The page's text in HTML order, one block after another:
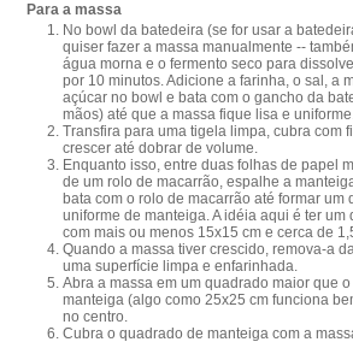
Para a massa
No bowl da batedeira (se for usar a
quiser fazer a massa manualmente --
água morna e o fermento seco para
por 10 minutos. Adicione a farinha, o sal, a
açúcar no bowl e bata com o gancho da
mãos) até que a massa fique lisa e
Transfira para uma tigela limpa, cubra com
crescer até dobrar de volume.
Enquanto isso, entre duas folhas de papel
de um rolo de macarrão, espalhe a
bata com o rolo de macarrão até formar um
uniforme de manteiga. A idéia aqui é ter
com mais ou menos 15x15 cm e cerca de
Quando a massa tiver crescido, remova-a
uma superfície limpa e enfarinhada.
Abra a massa em um quadrado maior que
manteiga (algo como 25x25 cm funciona
no centro.
Cubra o quadrado de manteiga com a